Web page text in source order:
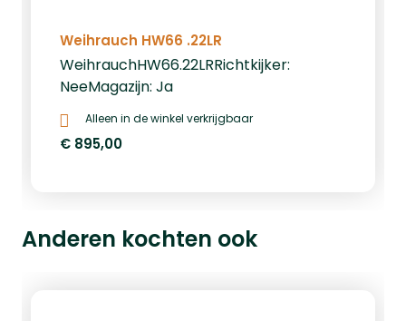
Weihrauch HW66 .22LR
WeihrauchHW66.22LRRichtkijker:
NeeMagazijn: Ja
Alleen in de winkel verkrijgbaar
€ 895,00
Anderen kochten ook